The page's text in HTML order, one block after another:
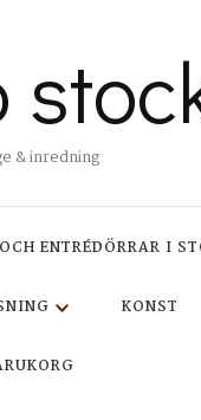
& inredning
ENTRÉDÖRRAR I
KONST